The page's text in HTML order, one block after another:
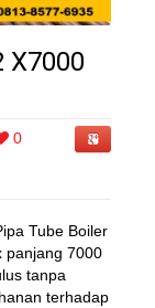
X7000
0
Tube Boiler
panjang 7000
tanpa
terhadap